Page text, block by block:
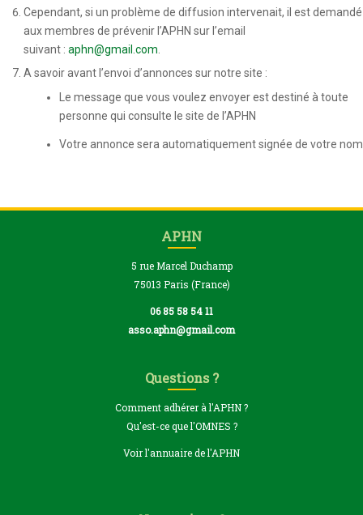
Cependant, si un problème de diffusion intervenait, il est demandé
aux membres de prévenir l’APHN sur l’email
suivant : aphn@gmail.com
A savoir avant l’envoi d’annonces sur notre site :
Le message que vous voulez envoyer est destiné à toute
personne qui consulte le site de l’APHN
Votre annonce sera automatiquement signée de votre nom
APHN
5 rue Marcel Duchamp
75013 Paris (France)
06 85 58 54 11
asso.aphn@gmail.com
Questions ?
Comment adhérer à l'APHN ?
Qu'est-ce que l'OMNES ?
Voir l'annuaire de l'APHN